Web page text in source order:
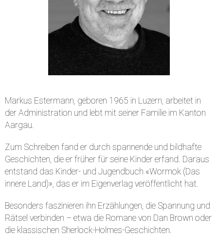
Markus Estermann, geboren 1965 in Luzern, arbeitet in
der Administration und lebt mit seiner Familie im Kanton
Aargau.
Zum Schreiben fand er durch spannende und bildhafte
Geschichten, die er früher für seine Kinder erfand. Daraus
entstand das Kinder- und Jugendbuch «Wormok (Das
innere Land)», das er im Eigenverlag veröffentlicht hat.
Besonders faszinieren ihn Erzählungen, die Spannung und
Rätsel verbinden – etwa die Romane von Dan Brown oder
die klassischen Sherlock-Holmes-Geschichten.